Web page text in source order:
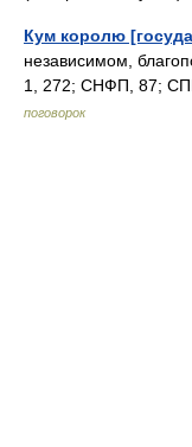
Кум королю
независимом,
1, 272; СНФП, 87;
поговорок